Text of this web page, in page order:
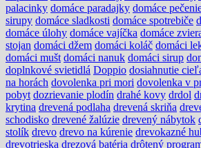
palacinky domáce paradajky domáce
sirupy domáce sladkosti domáce spotrebiče
domáce úlohy domáce vajíčka domáce
stojan domáci džem domáci koláč domáci
domáci mušt domáci nanuk domáci sirup
doplnkové svietidlá Doppio dosiahnutie
na horách dovolenka pri mori dovolenka v
pobyt dozrievanie plodín drahé kovy drdol
krytina drevená podlaha drevená skriňa
schodisko drevené žalúzie drevený nábytok
stolík drevo drevo na kúrenie drevokazné
drevotrieska drezová batéria drôtený